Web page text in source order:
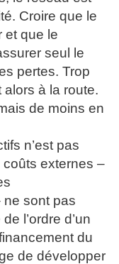
Croire que le
et que le
seul le
pertes. Trop
à la route.
de moins en
n’est pas
externes –
ne sont pas
l’ordre d’un
du
de développer